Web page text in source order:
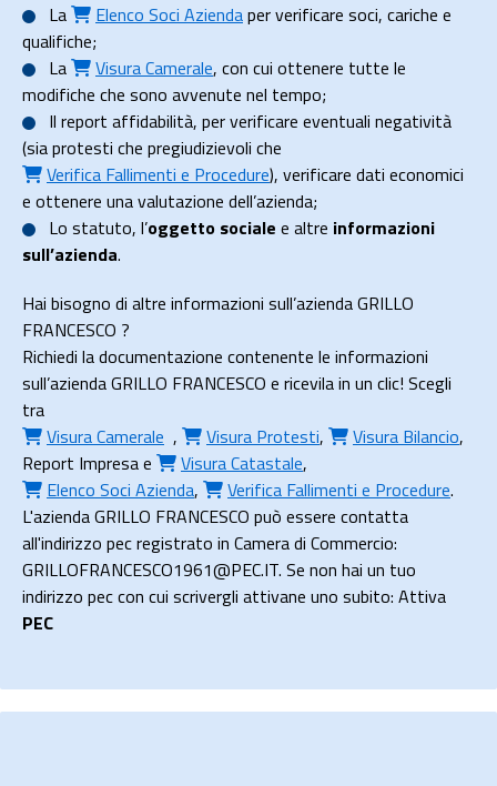
La
Elenco Soci Aziendaper verificare soci, cariche e
qualifiche;
La
Visura Camerale, con cui ottenere tutte le
modifiche che sono avvenute nel tempo;
Il report affidabilità, per verificare eventuali negatività
(sia protesti che pregiudizievoli che
Verifica Fallimenti e Procedure), verificare dati economici
e ottenere una valutazione dell’azienda;
Lo statuto, l’oggetto sociale e altre informazioni
sull’azienda.
Hai bisogno di altre informazioni sull’azienda GRILLO
FRANCESCO ?
Richiedi la documentazione contenente le informazioni
sull’azienda GRILLO FRANCESCO e ricevila in un clic! Scegli
tra
Visura Camerale , Visura Protesti, Visura Bilancio,
Report Impresae Visura Catastale,
Elenco Soci Azienda, Verifica Fallimenti e Procedure.
L'azienda GRILLO FRANCESCO può essere contatta
all'indirizzo pec registrato in Camera di Commercio:
GRILLOFRANCESCO1961@PEC.IT. Se non hai un tuo
indirizzo pec con cui scrivergli attivane uno subito: Attiva
PEC